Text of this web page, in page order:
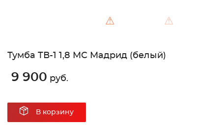
⚠ ⚠
Тумба ТВ-1 1,8 МС Мадрид (белый)
9 900 руб.
В корзину